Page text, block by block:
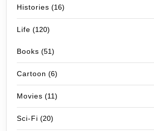
Histories (16)
Life (120)
Books (51)
Cartoon (6)
Movies (11)
Sci-Fi (20)